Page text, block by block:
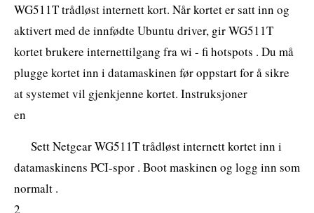
WG511T trådløst internett kort. Når kortet er satt inn og
aktivert med de innfødte Ubuntu driver, gir WG511T
kortet brukere internettilgang fra wi - fi hotspots . Du må
plugge kortet inn i datamaskinen før oppstart for å sikre
at systemet vil gjenkjenne kortet. Instruksjoner
en
Sett Netgear WG511T trådløst internett kortet inn i
datamaskinens PCI-spor . Boot maskinen og logg inn som
normalt .
2